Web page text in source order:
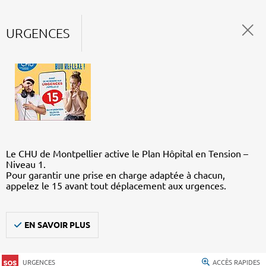
URGENCES
Le CHU de Montpellier active le Plan Hôpital en Tension –
Niveau 1.
Pour garantir une prise en charge adaptée à chacun,
appelez le 15 avant tout déplacement aux urgences.
EN SAVOIR PLUS
URGENCES ACCÈS RAPIDES